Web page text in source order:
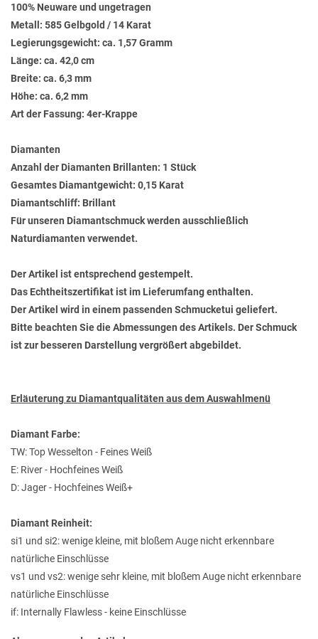
100% Neuware und ungetragen
Metall: 585 Gelbgold / 14 Karat
Legierungsgewicht: ca. 1,57 Gramm
Länge: ca. 42,0 cm
Breite: ca. 6,3 mm
Höhe: ca. 6,2 mm
Art der Fassung: 4er-Krappe
Diamanten
Anzahl der Diamanten Brillanten: 1 Stück
Gesamtes Diamantgewicht: 0,15 Karat
Diamantschliff: Brillant
Für unseren Diamantschmuck werden ausschließlich
Naturdiamanten verwendet.
Der Artikel ist entsprechend gestempelt.
Das Echtheitszertifikat ist im Lieferumfang enthalten.
Der Artikel wird in einem passenden Schmucketui geliefert.
Bitte beachten Sie die Abmessungen des Artikels. Der Schmuck
ist zur besseren Darstellung vergrößert abgebildet.
Erläuterung zu Diamantqualitäten aus dem Auswahlmenü
Diamant Farbe:
TW: Top Wesselton - Feines Weiß
E: River - Hochfeines Weiß
D: Jager - Hochfeines Weiß+
Diamant Reinheit:
si1 und si2: wenige kleine, mit bloßem Auge nicht erkennbare
natürliche Einschlüsse
vs1 und vs2: wenige sehr kleine, mit bloßem Auge nicht erkennbare
natürliche Einschlüsse
if: Internally Flawless - keine Einschlüsse